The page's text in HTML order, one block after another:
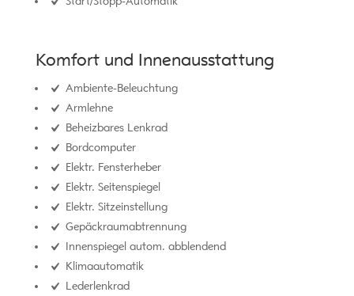
Komfort und Innenausstattung
Ambiente-Beleuchtung
Armlehne
Beheizbares Lenkrad
Bordcomputer
Elektr. Fensterheber
Elektr. Seitenspiegel
Elektr. Sitzeinstellung
Gepäckraumabtrennung
Innenspiegel autom. abblendend
Klimaautomatik
Lederlenkrad